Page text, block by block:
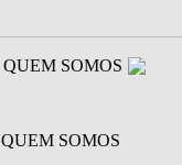
QUEM SOMOS
QUEM SOMOS